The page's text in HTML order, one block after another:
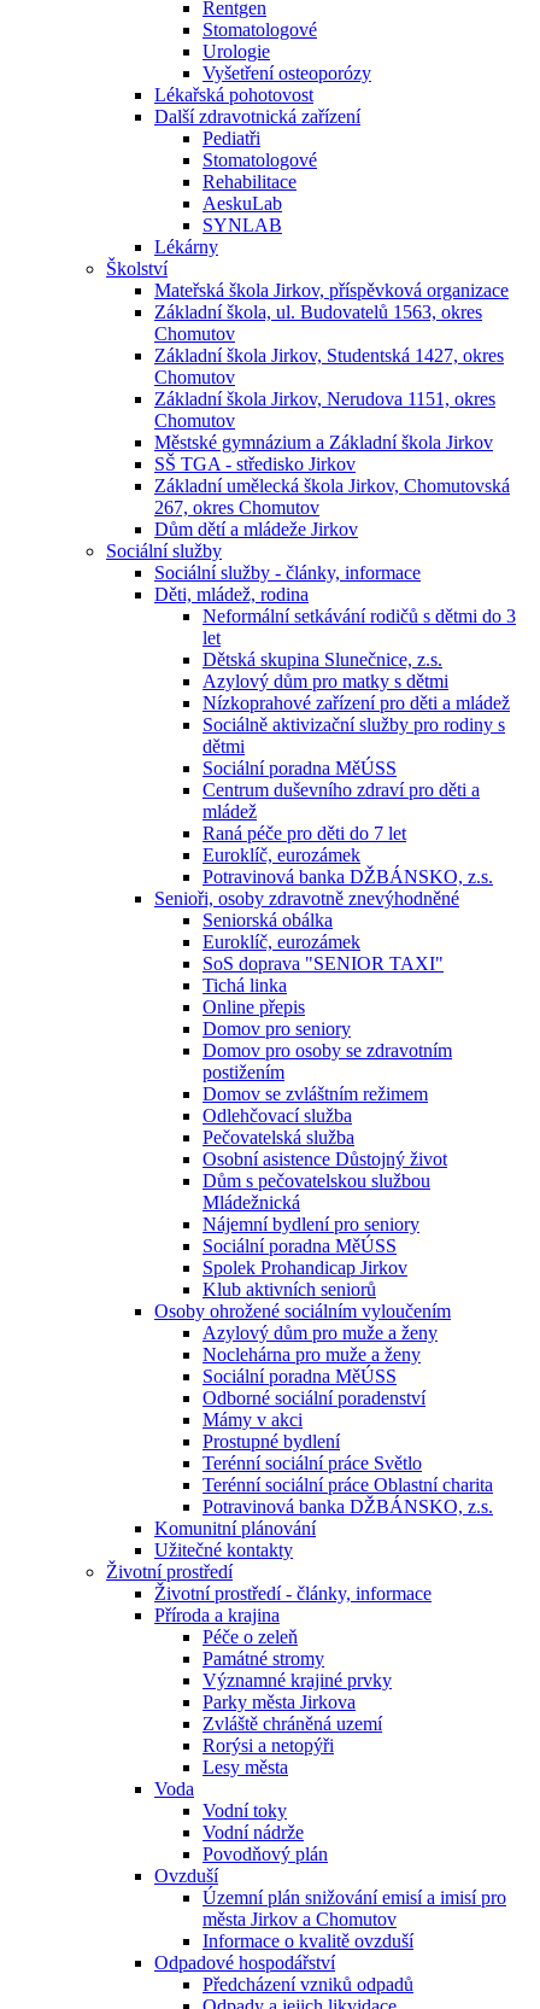
Rentgen
Stomatologové
Urologie
Vyšetření osteoporózy
Lékařská pohotovost
Další zdravotnická zařízení
Pediatři
Stomatologové
Rehabilitace
AeskuLab
SYNLAB
Lékárny
Školství
Mateřská škola Jirkov, příspěvková organizace
Základní škola, ul. Budovatelů 1563, okres
Chomutov
Základní škola Jirkov, Studentská 1427, okres
Chomutov
Základní škola Jirkov, Nerudova 1151, okres
Chomutov
Městské gymnázium a Základní škola Jirkov
SŠ TGA - středisko Jirkov
Základní umělecká škola Jirkov, Chomutovská
267, okres Chomutov
Dům dětí a mládeže Jirkov
Sociální služby
Sociální služby - články, informace
Děti, mládež, rodina
Neformální setkávání rodičů s dětmi do 3
let
Dětská skupina Slunečnice, z.s.
Azylový dům pro matky s dětmi
Nízkoprahové zařízení pro děti a mládež
Sociálně aktivizační služby pro rodiny s
dětmi
Sociální poradna MěÚSS
Centrum duševního zdraví pro děti a
mládež
Raná péče pro děti do 7 let
Euroklíč, eurozámek
Potravinová banka DŽBÁNSKO, z.s.
Senioři, osoby zdravotně znevýhodněné
Seniorská obálka
Euroklíč, eurozámek
SoS doprava "SENIOR TAXI"
Tichá linka
Online přepis
Domov pro seniory
Domov pro osoby se zdravotním
postižením
Domov se zvláštním režimem
Odlehčovací služba
Pečovatelská služba
Osobní asistence Důstojný život
Dům s pečovatelskou službou
Mládežnická
Nájemní bydlení pro seniory
Sociální poradna MěÚSS
Spolek Prohandicap Jirkov
Klub aktivních seniorů
Osoby ohrožené sociálním vyloučením
Azylový dům pro muže a ženy
Noclehárna pro muže a ženy
Sociální poradna MěÚSS
Odborné sociální poradenství
Mámy v akci
Prostupné bydlení
Terénní sociální práce Světlo
Terénní sociální práce Oblastní charita
Potravinová banka DŽBÁNSKO, z.s.
Komunitní plánování
Užitečné kontakty
Životní prostředí
Životní prostředí - články, informace
Příroda a krajina
Péče o zeleň
Památné stromy
Významné krajiné prvky
Parky města Jirkova
Zvláště chráněná uzemí
Rorýsi a netopýři
Lesy města
Voda
Vodní toky
Vodní nádrže
Povodňový plán
Ovzduší
Územní plán snižování emisí a imisí pro
města Jirkov a Chomutov
Informace o kvalitě ovzduší
Odpadové hospodářství
Předcházení vzniků odpadů